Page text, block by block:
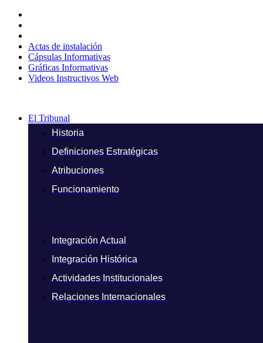
contenido
Actas de instalación
Cápsulas Informativas
Gráficas Informativas
Videos Instructivos Web
El Tribunal
Historia
Definiciones Estratégicas
Atribuciones
Funcionamiento
Integración Actual
Integración Histórica
Actividades Institucionales
Relaciones Internacionales